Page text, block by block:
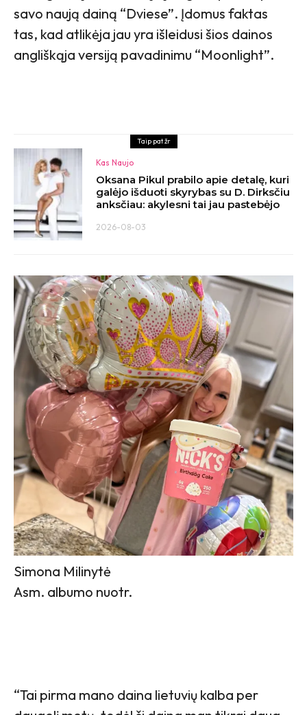
savo naują dainą “Dviese”. Įdomus faktas
tas, kad atlikėja jau yra išleidusi šios dainos
angliškąja versiją pavadinimu “Moonlight”.
Taip pat žr
Kas Naujo
Oksana Pikul prabilo apie detalę, kuri
galėjo išduoti skyrybas su D. Dirksčiu
anksčiau: akylesni tai jau pastebėjo
2026-08-03
Simona Milinytė
Asm. albumo nuotr.
“Tai pirma mano daina lietuvių kalba per